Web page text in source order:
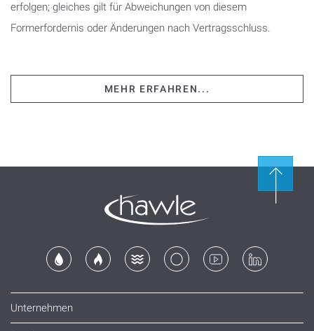
erfolgen; gleiches gilt für Abweichungen von diesem
Formerfordernis oder Änderungen nach Vertragsschluss.
MEHR ERFAHREN...
Unternehmen